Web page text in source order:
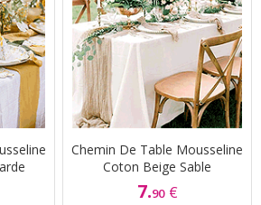
Chemin De Table Mousseline
Coton Beige Sable
7.90 €